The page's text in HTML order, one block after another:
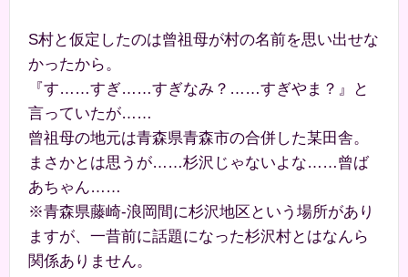
S村と仮定したのは曾祖母が村の名前を思い出せな
かったから。
『す……すぎ……すぎなみ？……すぎやま？』と
言っていたが……
曾祖母の地元は青森県青森市の合併した某田舎。
まさかとは思うが……杉沢じゃないよな……曾ば
あちゃん……
※青森県藤崎-浪岡間に杉沢地区という場所があり
ますが、一昔前に話題になった杉沢村とはなんら
関係ありません。